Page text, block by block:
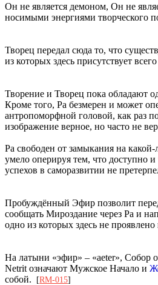
Он не является демоном, Он не
носимыми энергиями творческого
Творец передал сюда то, что
из которых здесь присутствует
Творение и Творец пока обладают
Кроме того, Ра безмерен и может
антропоморфной головой, как раз
изображение верное, но часто не
Ра свободен от замыкания на
умело оперируя тем, что доступно
успехов в саморазвитии не
Пробуждённый Эфир позволит
сообщать Мироздание через Ра и
одно из которых здесь не
На латыни «эфир» – «aeter», Собор
Netrit означают Мужское Начало и
собой.
[RM-015]